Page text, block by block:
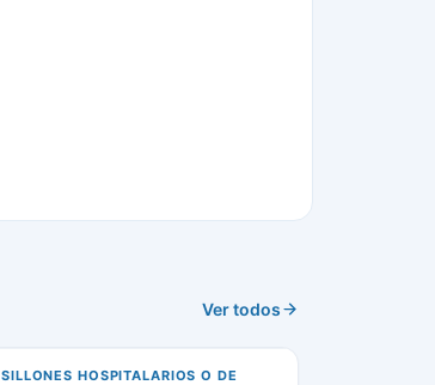
Ver todos
SILLONES HOSPITALARIOS O DE